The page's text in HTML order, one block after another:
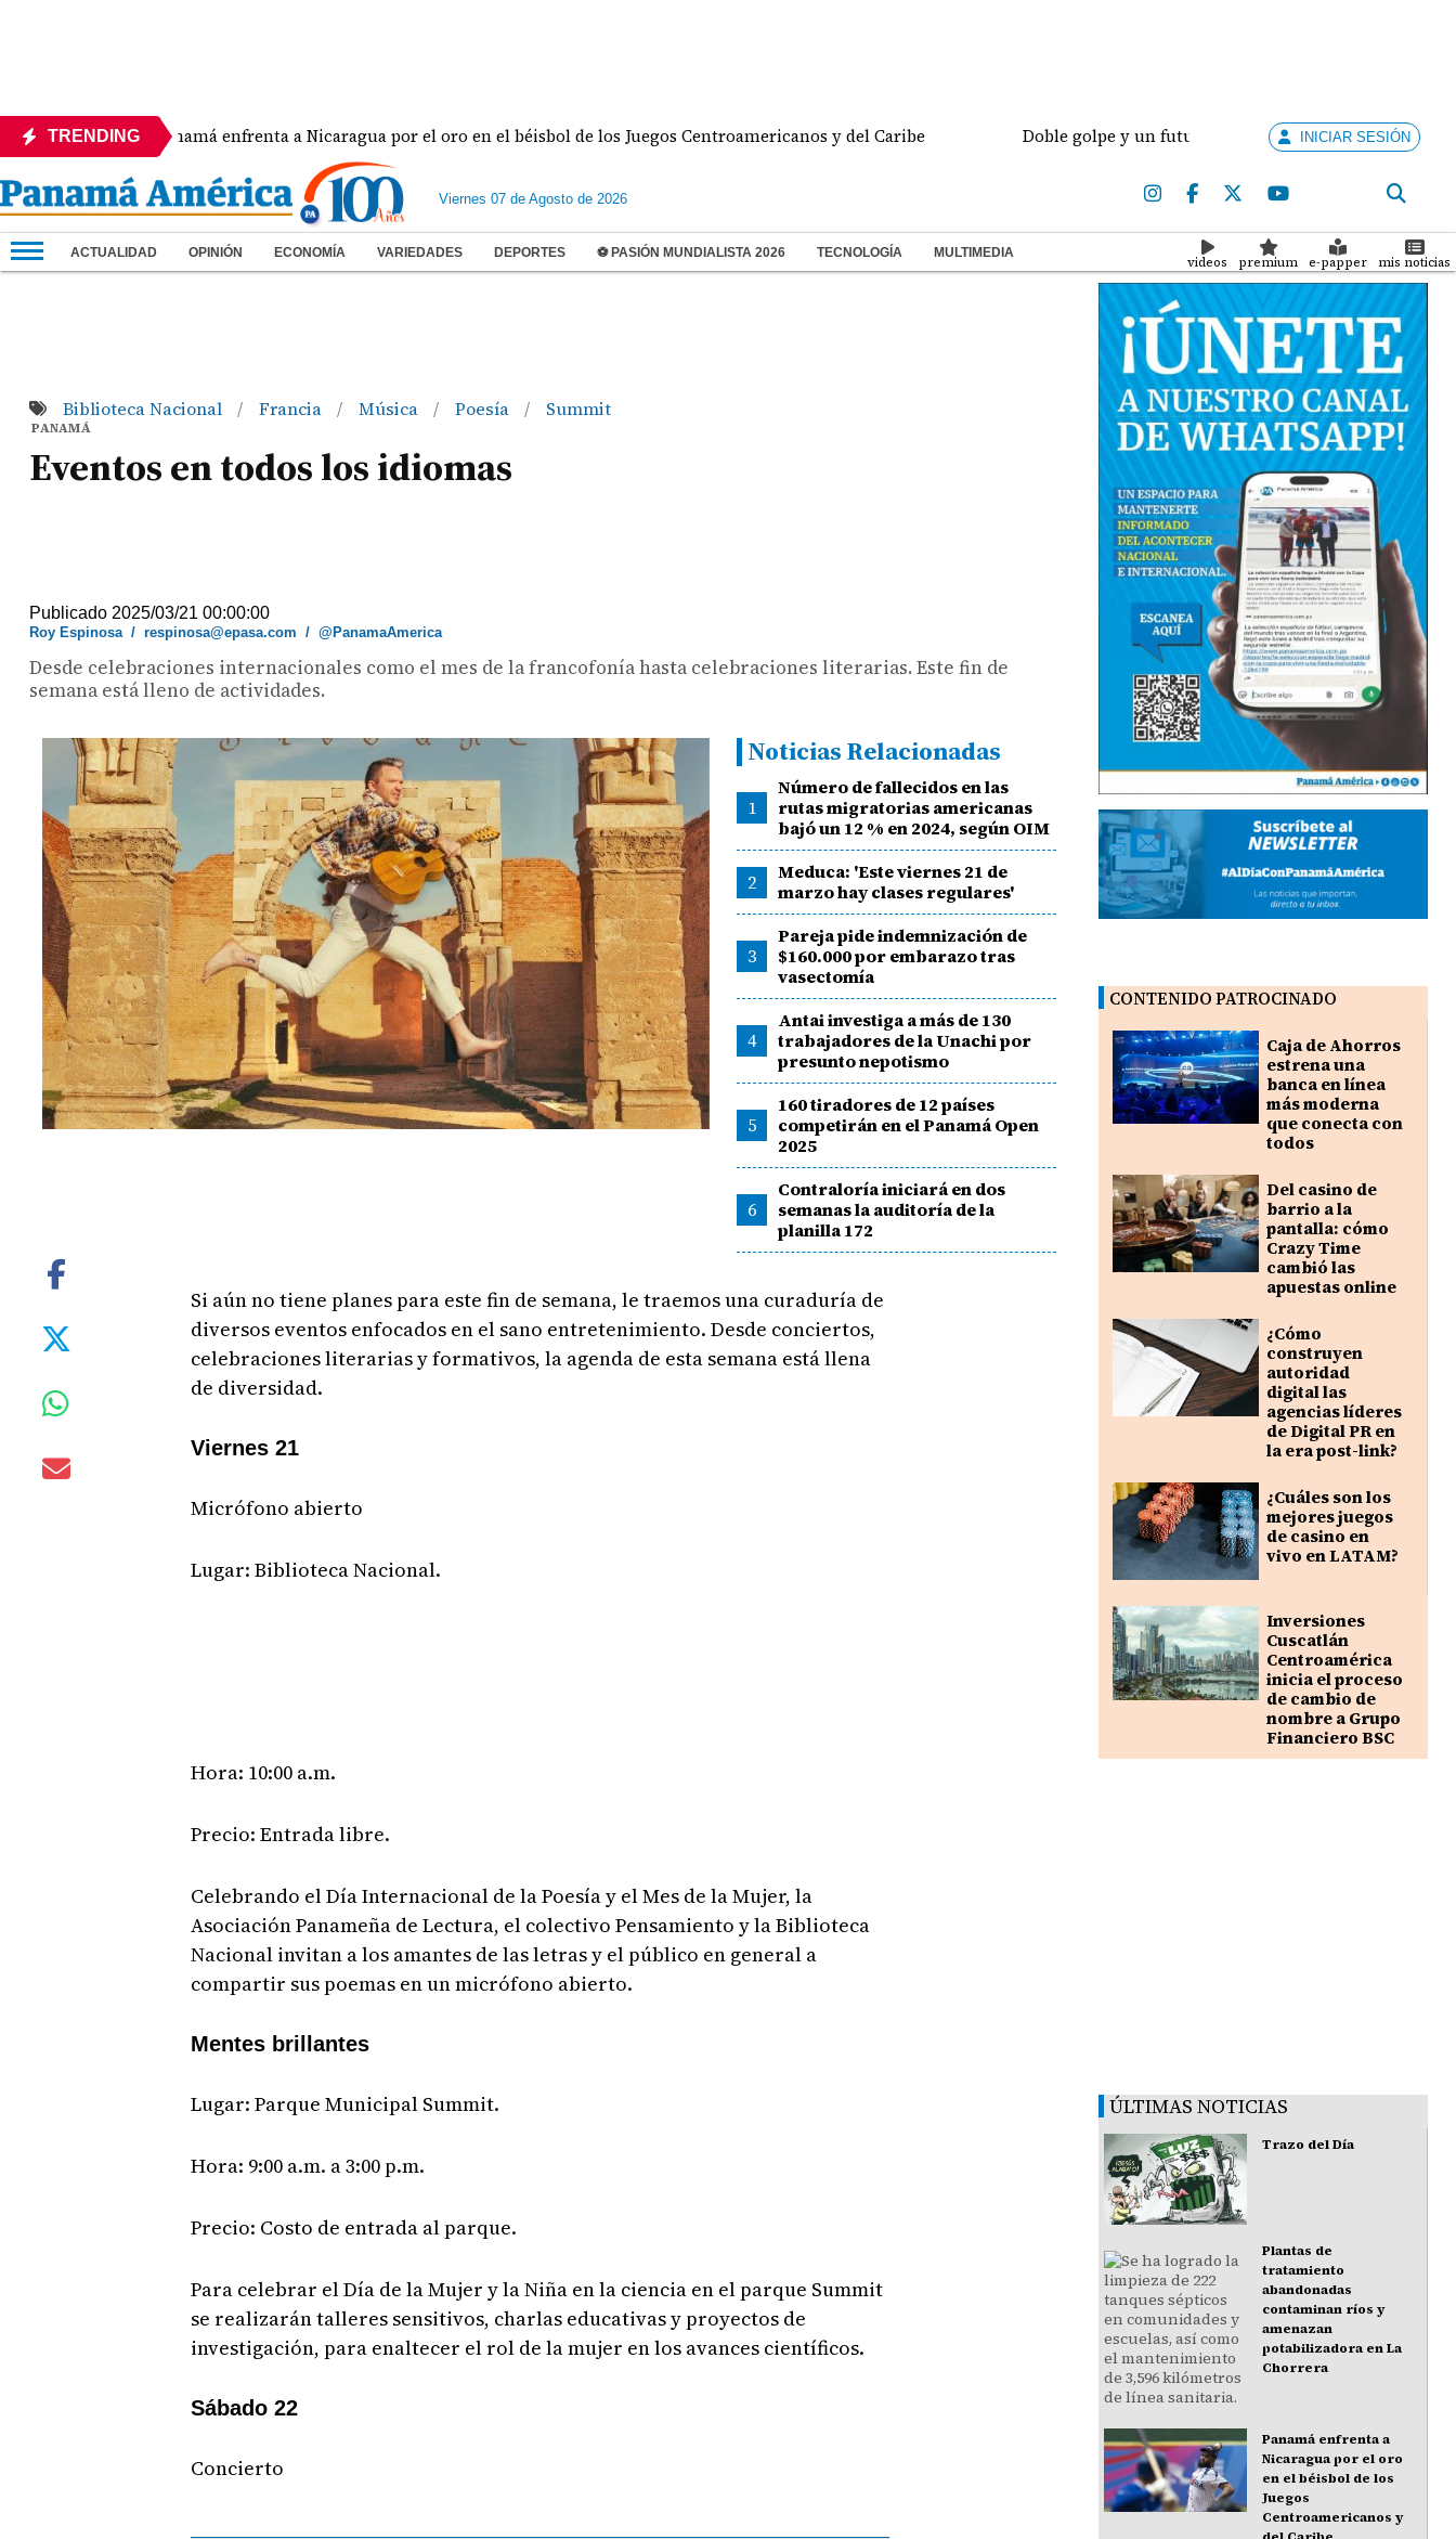
TRENDINGPanamá enfrenta a Nicaragua por el oro en el béisbol de los Juegos Centroamericanos y del Caribe Doble golpe y un futuro por revisar Meduca
INICIAR SESIÓN
Viernes 07 de Agosto de 2026
ACTUALIDAD OPINIÓN ECONOMÍA VARIEDADES DEPORTES ⚽ PASIÓN MUNDIALISTA 2026 TECNOLOGÍA MULTIMEDIA
videos premium e-papper mis noticias
Biblioteca Nacional / Francia / Música / Poesía / Summit
PANAMÁ
Eventos en todos los idiomas
Publicado 2025/03/21 00:00:00
Roy Espinosa/respinosa@epasa.com /@PanamaAmerica
Desde celebraciones internacionales como el mes de la francofonía hasta celebraciones literarias. Este fin de
semana está lleno de actividades.
Noticias Relacionadas
1
Número de fallecidos en las
rutas migratorias americanas
bajó un 12 % en 2024, según OIM
2
Meduca: 'Este viernes 21 de
marzo hay clases regulares'
3
Pareja pide indemnización de
$160.000 por embarazo tras
vasectomía
4
Antai investiga a más de 130
trabajadores de la Unachi por
presunto nepotismo
5
160 tiradores de 12 países
competirán en el Panamá Open
2025
6
Contraloría iniciará en dos
semanas la auditoría de la
planilla 172
Si aún no tiene planes para este fin de semana, le traemos una curaduría de
diversos eventos enfocados en el sano entretenimiento. Desde conciertos,
celebraciones literarias y formativos, la agenda de esta semana está llena
de diversidad.
Viernes 21
Micrófono abierto
Lugar: Biblioteca Nacional.
Hora: 10:00 a.m.
Precio: Entrada libre.
Celebrando el Día Internacional de la Poesía y el Mes de la Mujer, la
Asociación Panameña de Lectura, el colectivo Pensamiento y la Biblioteca
Nacional invitan a los amantes de las letras y el público en general a
compartir sus poemas en un micrófono abierto.
Mentes brillantes
Lugar: Parque Municipal Summit.
Hora: 9:00 a.m. a 3:00 p.m.
Precio: Costo de entrada al parque.
Para celebrar el Día de la Mujer y la Niña en la ciencia en el parque Summit
se realizarán talleres sensitivos, charlas educativas y proyectos de
investigación, para enaltecer el rol de la mujer en los avances científicos.
Sábado 22
Concierto
CONTENIDO PATROCINADO
Caja de Ahorros
estrena una
banca en línea
más moderna
que conecta con
todos
Del casino de
barrio a la
pantalla: cómo
Crazy Time
cambió las
apuestas online
¿Cómo
construyen
autoridad
digital las
agencias líderes
de Digital PR en
la era post-link?
¿Cuáles son los
mejores juegos
de casino en
vivo en LATAM?
Inversiones
Cuscatlán
Centroamérica
inicia el proceso
de cambio de
nombre a Grupo
Financiero BSC
ÚLTIMAS NOTICIAS
Trazo del Día
Plantas de
tratamiento
abandonadas
contaminan ríos y
amenazan
potabilizadora en La
Chorrera
Panamá enfrenta a
Nicaragua por el oro
en el béisbol de los
Juegos
Centroamericanos y